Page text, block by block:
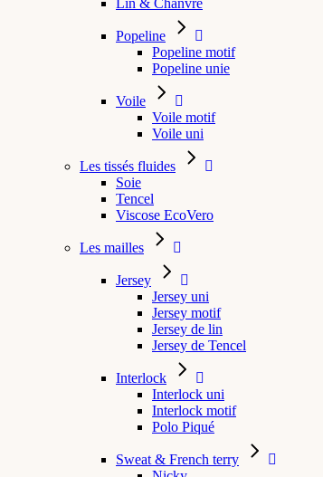
Lin & Chanvre
Popeline
Popeline motif
Popeline unie
Voile
Voile motif
Voile uni
Les tissés fluides
Soie
Tencel
Viscose EcoVero
Les mailles
Jersey
Jersey uni
Jersey motif
Jersey de lin
Jersey de Tencel
Interlock
Interlock uni
Interlock motif
Polo Piqué
Sweat & French terry